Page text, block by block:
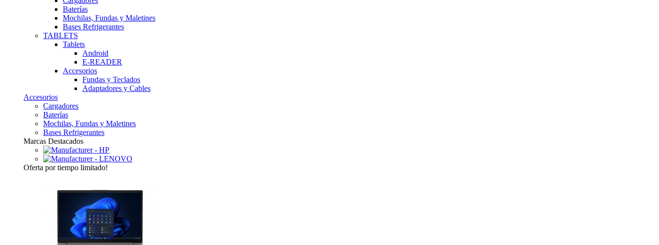
Baterías
Mochilas, Fundas y Maletines
Bases Refrigerantes
TABLETS
Tablets
Android
E-READER
Accesorios
Fundas y Teclados
Adaptadores y Cables
Accesorios
Cargadores
Baterías
Mochilas, Fundas y Maletines
Bases Refrigerantes
Marcas Destacados
Oferta por tiempo limitado!